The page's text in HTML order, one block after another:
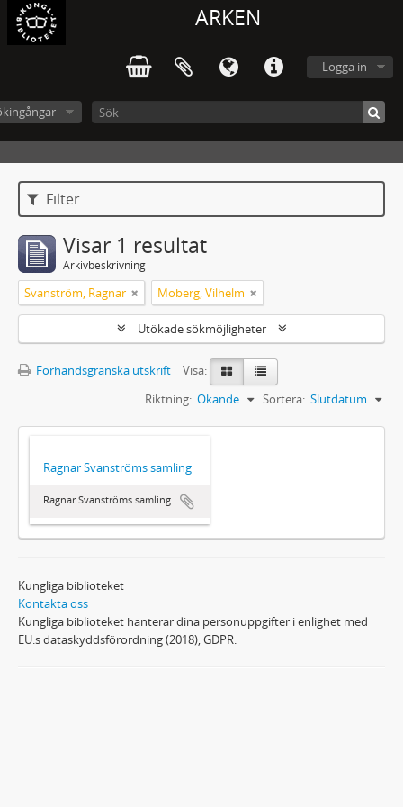
ARKEN
Logga in
Filter
Visar 1 resultat
Arkivbeskrivning
Svanström, Ragnar Moberg, Vilhelm
Utökade sökmöjligheter
Förhandsgranska utskrift
Visa:
Sortera: Slutdatum
Riktning: Ökande
Ragnar Svanströms samling
Ragnar Svanströms samling
Kungliga biblioteket
Kontakta oss
Kungliga biblioteket hanterar dina personuppgifter i enlighet med
EU:s dataskyddsförordning (2018), GDPR.